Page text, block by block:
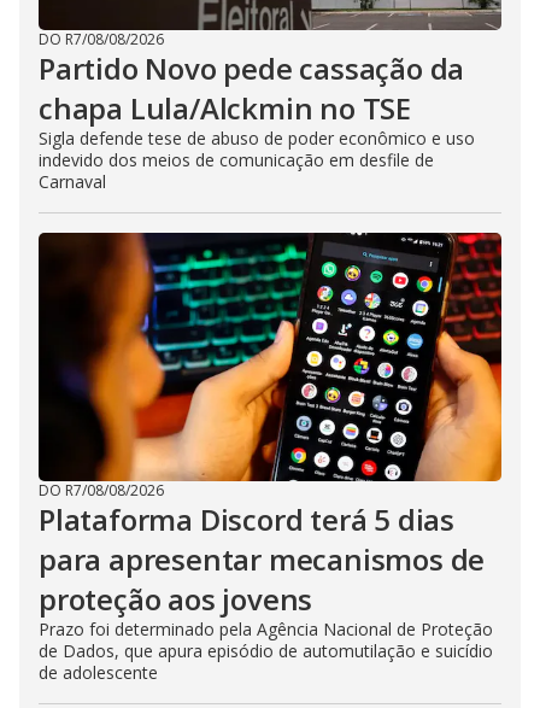
DO R7/08/08/2026
Partido Novo pede cassação da
chapa Lula/Alckmin no TSE
Sigla defende tese de abuso de poder econômico e uso
indevido dos meios de comunicação em desfile de
Carnaval
DO R7/08/08/2026
Plataforma Discord terá 5 dias
para apresentar mecanismos de
proteção aos jovens
Prazo foi determinado pela Agência Nacional de Proteção
de Dados, que apura episódio de automutilação e suicídio
de adolescente